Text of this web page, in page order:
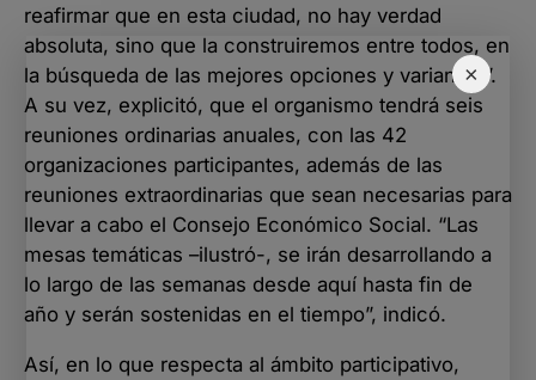
×
reafirmar que en esta ciudad, no hay verdad
absoluta, sino que la construiremos entre todos, en
la búsqueda de las mejores opciones y variantes”.
A su vez, explicitó, que el organismo tendrá seis
reuniones ordinarias anuales, con las 42
organizaciones participantes, además de las
reuniones extraordinarias que sean necesarias para
llevar a cabo el Consejo Económico Social. “Las
mesas temáticas –ilustró-, se irán desarrollando a
lo largo de las semanas desde aquí hasta fin de
año y serán sostenidas en el tiempo”, indicó.
Así, en lo que respecta al ámbito participativo,